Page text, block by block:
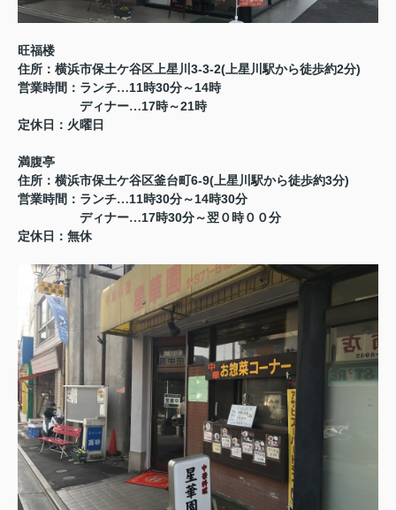
旺福楼
住所：横浜市保土ケ谷区上星川 3-3-2(上星川駅から徒歩約2分)
営業時間：ランチ…11時30分～ 14時
ディナー…17時～21時
定休日：火曜日
満腹亭
住所：横浜市保土ケ谷区釜台町 6-9(上星川駅から徒歩約3分)
営業時間：ランチ…11時30分～ 14時30分
ディナー…17時30分～翌０時００分
定休日：無休